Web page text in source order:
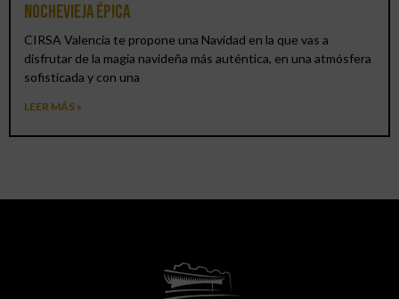
Nochevieja épica
CIRSA Valencia te propone una Navidad en la que vas a
disfrutar de la magia navideña más auténtica, en una atmósfera
sofisticada y con una
LEER MÁS »